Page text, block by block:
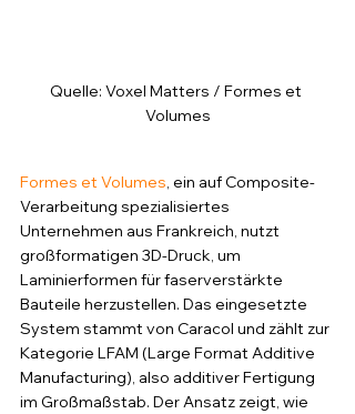
Quelle: Voxel Matters / Formes et
Volumes
Formes et Volumes, ein auf Composite-
Verarbeitung spezialisiertes
Unternehmen aus Frankreich, nutzt
großformatigen 3D-Druck, um
Laminierformen für faserverstärkte
Bauteile herzustellen. Das eingesetzte
System stammt von Caracol und zählt zur
Kategorie LFAM (Large Format Additive
Manufacturing), also additiver Fertigung
im Großmaßstab. Der Ansatz zeigt, wie